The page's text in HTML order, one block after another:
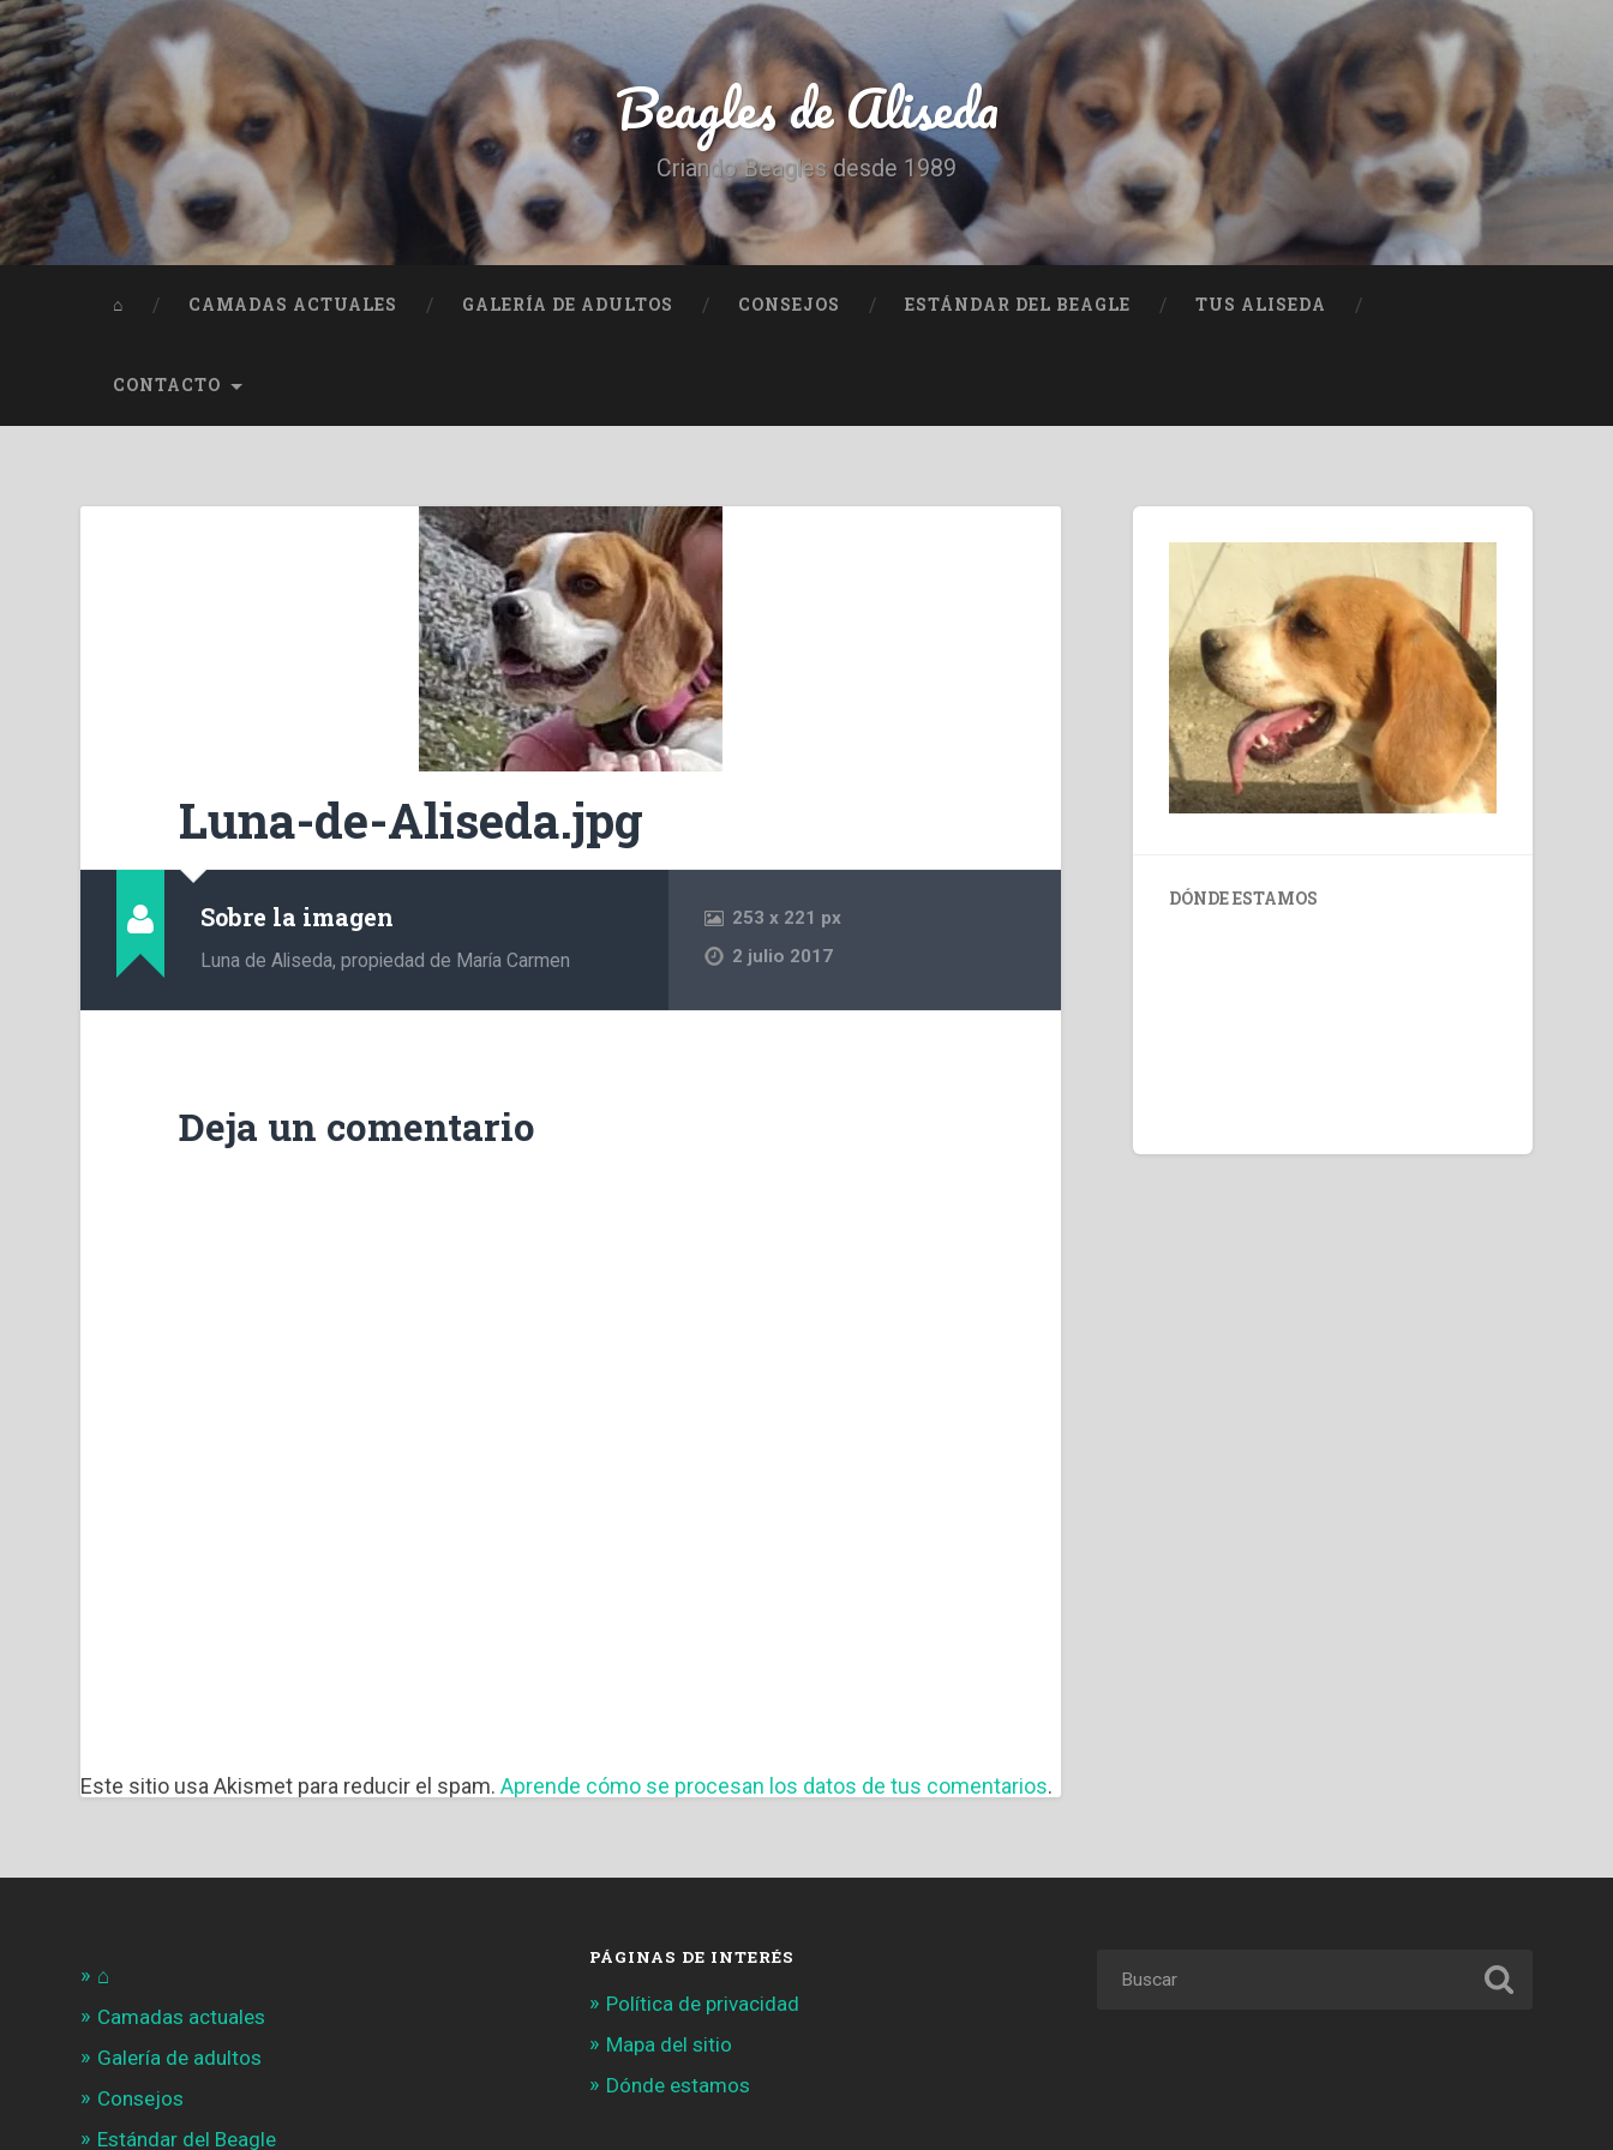
Beagles de Aliseda
Criando Beagles desde 1989
⌂ CAMADAS ACTUALES GALERÍA DE ADULTOS CONSEJOS ESTÁNDAR DEL BEAGLE TUS ALISEDA
CONTACTO
Luna-de-Aliseda.jpg
Sobre la imagen
Luna de Aliseda, propiedad de María Carmen
253x 221 px
2 julio 2017
Deja un comentario
Este sitio usa Akismet para reducir el spam.Aprende cómo se procesan los datos de tus comentarios.
DÓNDE ESTAMOS
⌂
Camadas actuales
Galería de adultos
Consejos
Estándar del Beagle
PÁGINAS DE INTERÉS
Política de privacidad
Mapa del sitio
Dónde estamos